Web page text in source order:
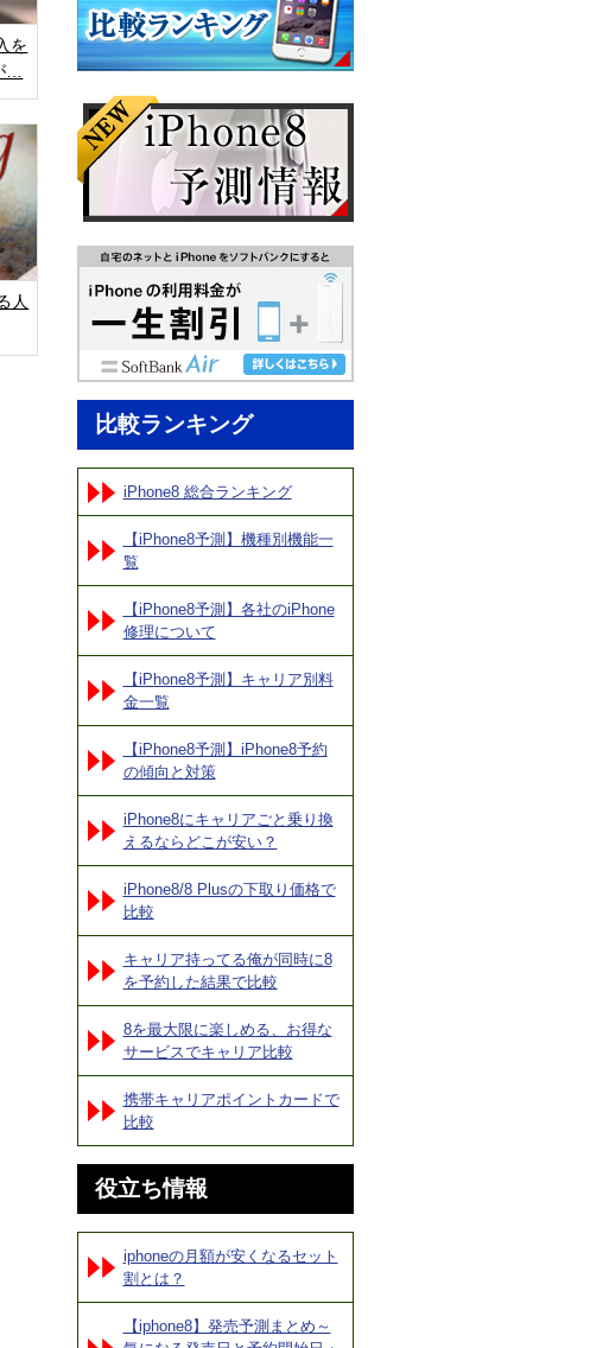
を
…
人
比較ランキング
iPhone8 総合ランキング
【iPhone8予測】機種別機能一
覧
【iPhone8予測】各社のiPhone
修理について
【iPhone8予測】キャリア別料
金一覧
【iPhone8予測】iPhone8予約
の傾向と対策
iPhone8にキャリアごと乗り換
えるならどこが安い？
iPhone8/8 Plusの下取り価格で
比較
キャリア持ってる俺が同時に8
を予約した結果で比較
8を最大限に楽しめる、お得な
サービスでキャリア比較
携帯キャリアポイントカードで
比較
役立ち情報
iphoneの月額が安くなるセット
割とは？
【iphone8】発売予測まとめ～